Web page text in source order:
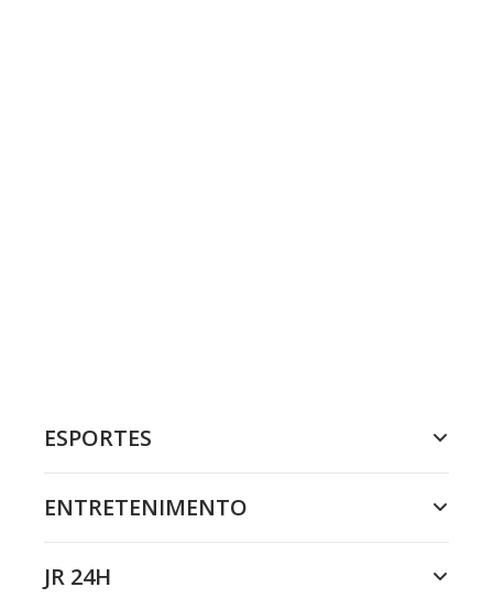
ESPORTES
ENTRETENIMENTO
JR 24H